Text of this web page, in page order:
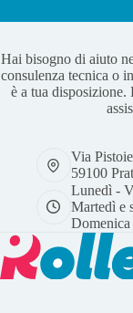
Hai bisogno di aiuto
consulenza tecnica o
è a tua disposizione.
Via
59100
Lunedì -
Martedì e
Domenica